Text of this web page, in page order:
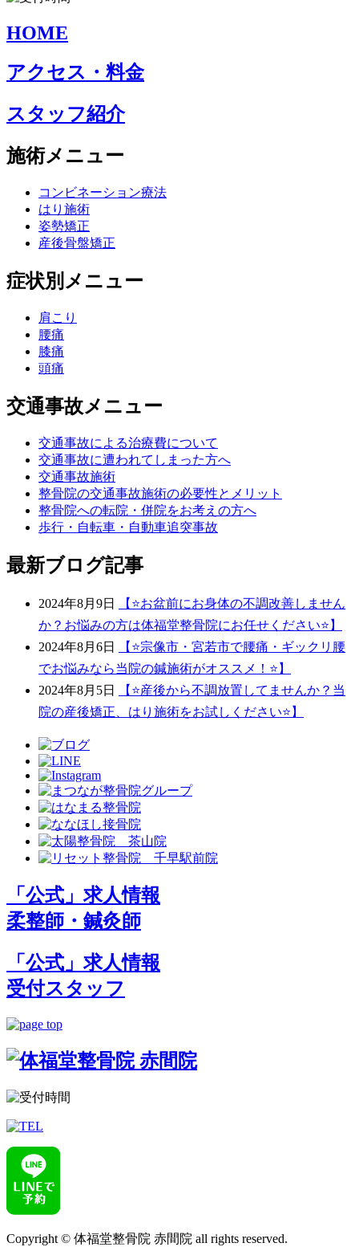
HOME
アクセス・料金
スタッフ紹介
施術メニュー
コンビネーション療法
はり施術
姿勢矯正
産後骨盤矯正
症状別メニュー
肩こり
腰痛
膝痛
頭痛
交通事故メニュー
交通事故による治療費について
交通事故に遭われてしまった方へ
交通事故施術
整骨院の交通事故施術の必要性とメリット
整骨院への転院・併院をお考えの方へ
歩行・自転車・自動車追突事故
最新ブログ記事
2024年8月9日
【⭐️お盆前にお身体の不調改善しません
か？お悩みの方は体福堂整骨院にお任せください⭐️】
2024年8月6日
【⭐宗像市・宮若市で腰痛・ギックリ腰
でお悩みなら当院の鍼施術がオススメ！⭐】
2024年8月5日
【⭐️産後から不調放置してませんか？当
院の産後矯正、はり施術をお試しください⭐️】
「公式」求人情報
柔整師・鍼灸師
「公式」求人情報
受付スタッフ
Copyright © 体福堂整骨院 赤間院 all rights reserved.